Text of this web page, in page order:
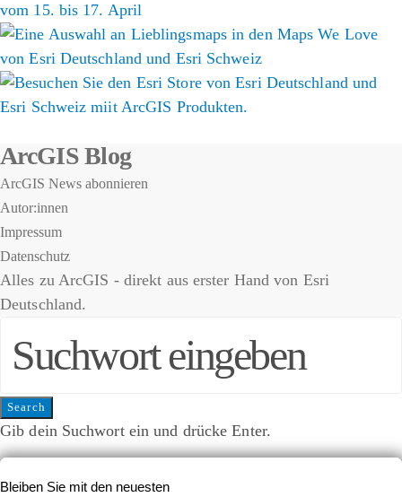
ArcGIS Blog
ArcGIS News abonnieren
Autor:innen
Impressum
Datenschutz
Alles zu ArcGIS - direkt aus erster Hand von Esri
Deutschland.
Search
Gib dein Suchwort ein und drücke Enter.
Bleiben Sie mit den neuesten